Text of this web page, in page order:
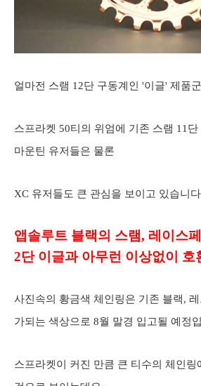
얼마전 스램 12단 구동계인 '이글' 제품
스프라켓 50티의 위엄에 기존 스램 11
마운틴 유저들은 물론
XC 유저들도 큰 관심을 보이고 있습니
앱솔루트 블랙의 스램, 레이스
2단 이글과 아무런 이상없이 호
사진속의 황금색 체인링은 기존 블랙,
가되는 색상으로 8월 말경 입고될 예정
스프라켓이 커진 만큼 큰 티수의 체인